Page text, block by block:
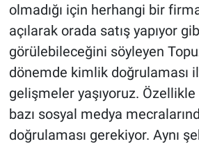
olmadığı için herhangi bir
açılarak orada satış yapıyor
görülebileceğini söyleyen
dönemde kimlik doğrulaması
gelişmeler yaşıyoruz. Özellikle
bazı sosyal medya
doğrulaması gerekiyor. Aynı